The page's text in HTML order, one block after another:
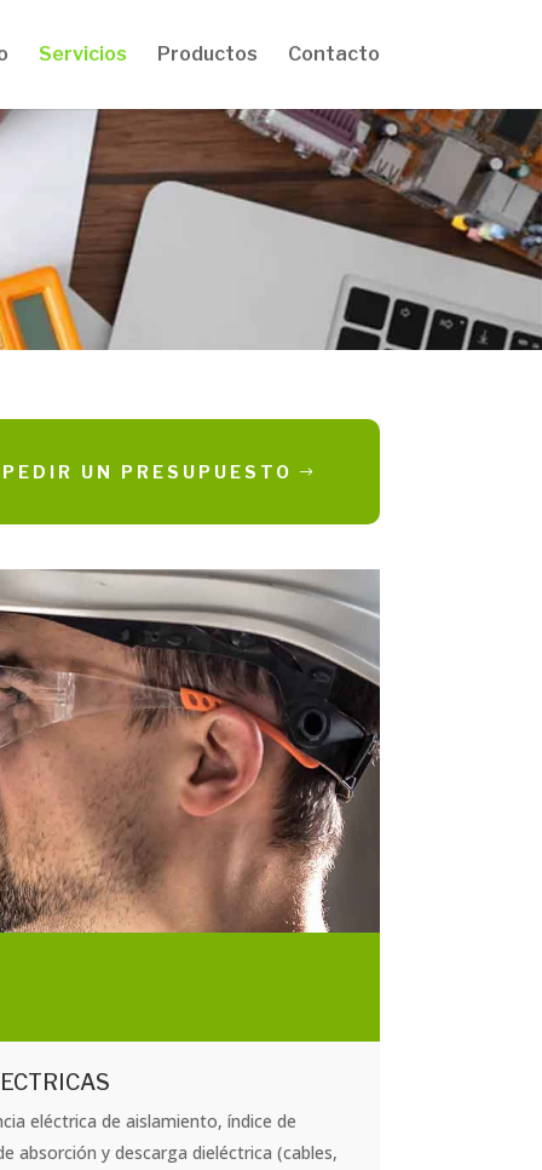
Servicios Productos Contacto
PEDIR UN PRESUPUESTO
eléctrica de aislamiento, índice de
absorción y descarga dieléctrica (cables,